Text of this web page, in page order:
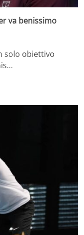
va benissimo
solo obiettivo